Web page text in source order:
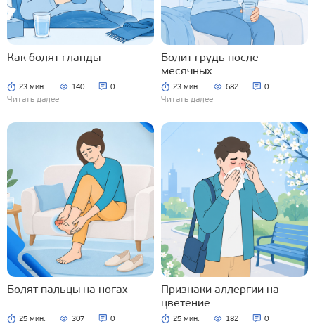
Как болят гланды
23 мин. 140 0
Читать далее
Болит грудь после
месячных
23 мин. 682 0
Читать далее
Болят пальцы на ногах
25 мин. 307 0
Признаки аллергии на
цветение
25 мин. 182 0